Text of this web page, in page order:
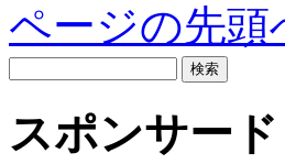
ページの先頭
スポンサー